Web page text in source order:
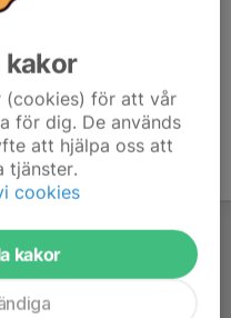
kakor
(cookies) för att vår
för dig. De används
att hjälpa oss att
tjänster.
cookies
kakor